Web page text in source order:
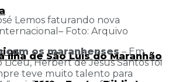
Lemos faturando nova
Foto: Arquivo
com os maranhenses – Em
Liceu, Herbert de Jesus Santos foi
teve muito talento para